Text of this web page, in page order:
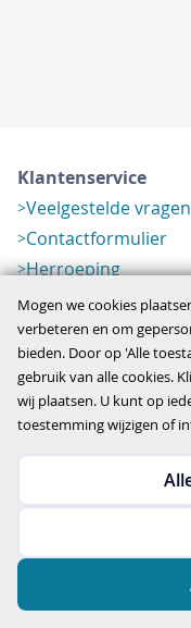
Klantenservice
Veelgestelde vragen
Contactformulier
Herroeping
Over ons
Bedrijfsgegevens
Werkwijze
Overzichten
Verlopen aanbod
Copyright © 2026
privacy- en
Mogen we cookies
verbeteren en om
bieden. Door op 'Alle
gebruik van alle cookies.
wij plaatsen. U kunt op
toestemming wijzigen of